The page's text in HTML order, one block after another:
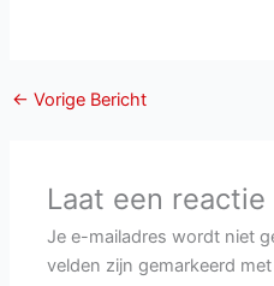
← Vorige Bericht
Laat een
Je e-mailadres wordt niet
velden zijn gemarkeerd met